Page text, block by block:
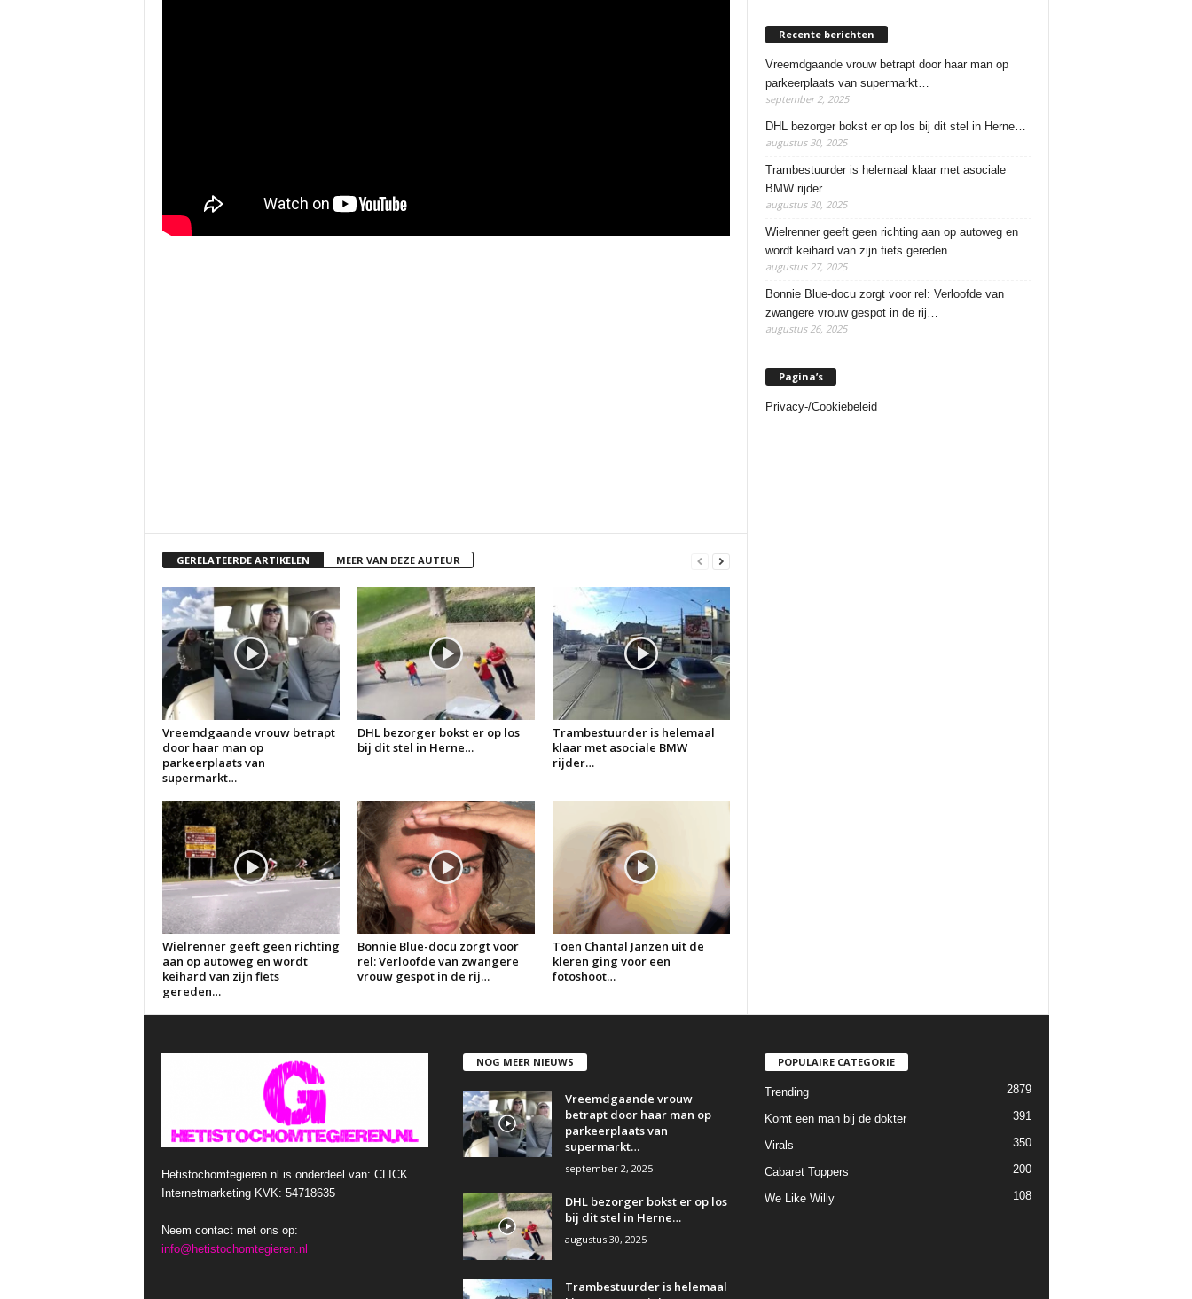
GERELATEERDE ARTIKELEN MEER VAN DEZE AUTEUR
Vreemdgaande vrouw betrapt
door haar man op
parkeerplaats van
supermarkt…
DHL bezorger bokst er op los
bij dit stel in Herne…
Trambestuurder is helemaal
klaar met asociale BMW
rijder…
Wielrenner geeft geen richting
aan op autoweg en wordt
keihard van zijn fiets
gereden…
Bonnie Blue-docu zorgt voor
rel: Verloofde van zwangere
vrouw gespot in de rij…
Toen Chantal Janzen uit de
kleren ging voor een
fotoshoot…
Recente berichten
Vreemdgaande vrouw betrapt door haar man op
parkeerplaats van supermarkt…
september 2, 2025
DHL bezorger bokst er op los bij dit stel in Herne…
augustus 30, 2025
Trambestuurder is helemaal klaar met asociale
BMW rijder…
augustus 30, 2025
Wielrenner geeft geen richting aan op autoweg en
wordt keihard van zijn fiets gereden…
augustus 27, 2025
Bonnie Blue-docu zorgt voor rel: Verloofde van
zwangere vrouw gespot in de rij…
augustus 26, 2025
Pagina’s
Privacy-/Cookiebeleid
Hetistochomtegieren.nl is onderdeel van: CLICK
Internetmarketing KVK: 54718635
Neem contact met ons op:
info@hetistochomtegieren.nl
NOG MEER NIEUWS
Vreemdgaande vrouw
betrapt door haar man op
parkeerplaats van
supermarkt…
september 2, 2025
DHL bezorger bokst er op los
bij dit stel in Herne…
augustus 30, 2025
Trambestuurder is helemaal
POPULAIRE CATEGORIE
Trending 2879
Komt een man bij de dokter 391
Virals 350
Cabaret Toppers 200
We Like Willy 108